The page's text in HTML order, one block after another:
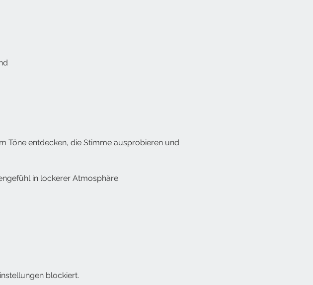
Töne entdecken, die Stimme ausprobieren und
in lockerer Atmosphäre.
blockiert.